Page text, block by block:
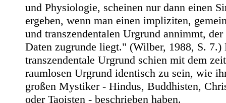
und Physiologie, scheinen nur dann einen
ergeben, wenn man einen impliziten,
und transzendentalen Urgrund annimmt, der
Daten zugrunde liegt." (Wilber, 1988, S. 7.)
transzendentale Urgrund schien mit dem
raumlosen Urgrund identisch zu sein, wie
großen Mystiker - Hindus, Buddhisten,
oder Taoisten - beschrieben haben.